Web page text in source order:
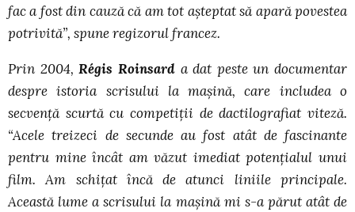
fac a fost din cauză că am tot aşteptat să apară povestea
potrivită”, spune regizorul francez.
Prin 2004,Régis Roinsarda dat peste un documentar
despre istoria scrisului la maşină, care includea o
secvenţă scurtă cu competiţii de dactilografiat viteză.
“Acele treizeci de secunde au fost atât de fascinante
pentru mine încât am văzut imediat potenţialul unui
film. Am schiţat încă de atunci liniile principale.
Această lume a scrisului la maşină mi s-a părut atât de